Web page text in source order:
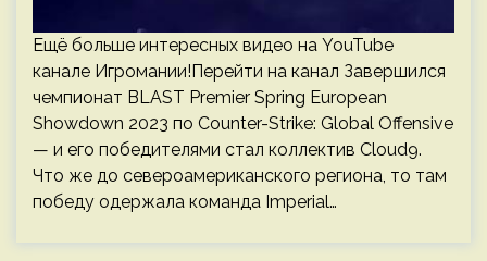
Ещё больше интересных видео на YouTube
канале Игромании!Перейти на канал Завершился
чемпионат BLAST Premier Spring European
Showdown 2023 по Counter-Strike: Global Offensive
— и его победителями стал коллектив Cloud9.
Что же до североамериканского региона, то там
победу одержала команда Imperial…